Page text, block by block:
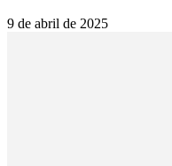
9 de abril de 2025